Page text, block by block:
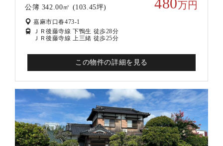
公簿 342.00㎡ (103.45坪) 万円
嘉麻市口春473-1
ＪＲ後藤寺線 下鴨生 徒歩28分
ＪＲ後藤寺線 上三緒 徒歩25分
この物件の詳細を見る